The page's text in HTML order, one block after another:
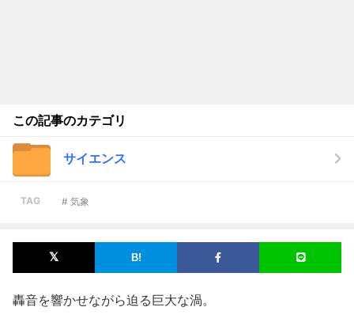
この記事のカテゴリ
サイエンス
TAG # 気象
轟音を響かせながら迫る巨大な渦。